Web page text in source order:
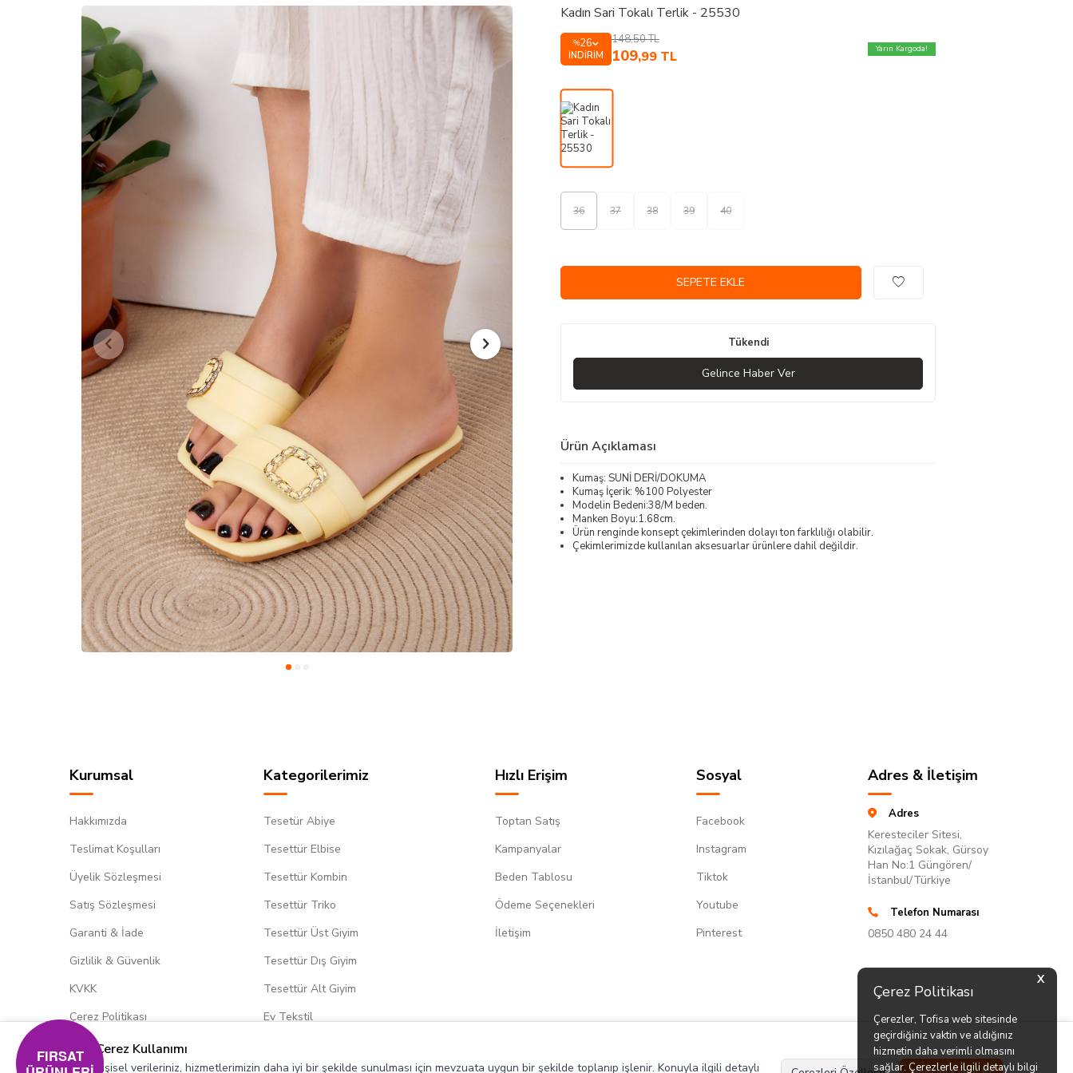
X
Çerez Politikası
Çerezler, Tofisa web sitesinde
geçirdiğiniz vaktin ve aldığınız
hizmetin daha verimli olmasını
sağlar. Çerezlerle ilgili detaylı bilgi
Kadın Sari Tokalı Terlik - 25530
%26
İNDIRIM
148,50TL
109,99 TL Yarın Kargoda!
36 37 38 39 40
SEPETE EKLE
Tükendi
Gelince Haber Ver
Ürün Açıklaması
Kumaş: SUNİ DERİ/DOKUMA
Kumaş İçerik: %100 Polyester
Modelin Bedeni:38/M beden.
Manken Boyu:1.68cm.
Ürün renginde konsept çekimlerinden dolayı ton farklılığı olabilir.
Çekimlerimizde kullanılan aksesuarlar ürünlere dahil değildir.
Kurumsal
Hakkımızda
Teslimat Koşulları
Üyelik Sözleşmesi
Satış Sözleşmesi
Garanti & İade
Gizlilik & Güvenlik
KVKK
Çerez Politikası
Kategorilerimiz
Tesetür Abiye
Tesettür Elbise
Tesettür Kombin
Tesettür Triko
Tesettür Üst Giyim
Tesettür Dış Giyim
Tesettür Alt Giyim
Ev Tekstil
Hızlı Erişim
Toptan Satış
Kampanyalar
Beden Tablosu
Ödeme Seçenekleri
İletişim
Sosyal
Facebook
Instagram
Tiktok
Youtube
Pinterest
Adres & İletişim
Adres
Keresteciler Sitesi,
Kızılağaç Sokak, Gürsoy
Han No:1 Güngören/
İstanbul/Türkiye
Telefon Numarası
0850 480 24 44
Çerez Kullanımı
Kişisel verileriniz, hizmetlerimizin daha iyi bir şekilde sunulması için mevzuata uygun bir şekilde toplanıp işlenir. Konuyla ilgili detaylı
FIRSAT